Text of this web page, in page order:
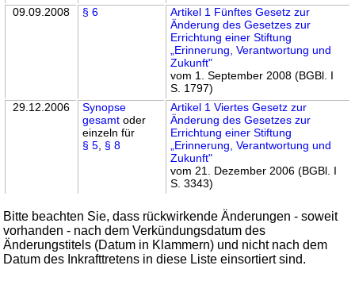
09.09.2008
§ 6
Artikel 1 Fünftes Gesetz zur
Änderung des Gesetzes zur
Errichtung einer Stiftung
„Erinnerung, Verantwortung und
Zukunft"
vom 1. September 2008 (BGBl. I
S. 1797)
29.12.2006
Synopse
gesamt oder
einzeln für
§ 5 § 8
Artikel 1 Viertes Gesetz zur
Änderung des Gesetzes zur
Errichtung einer Stiftung
„Erinnerung, Verantwortung und
Zukunft"
vom 21. Dezember 2006 (BGBl. I
S. 3343)
Bitte beachten Sie, dass rückwirkende Änderungen - soweit
vorhanden - nach dem Verkündungsdatum des
Änderungstitels (Datum in Klammern) und nicht nach dem
Datum des Inkrafttretens in diese Liste einsortiert sind.